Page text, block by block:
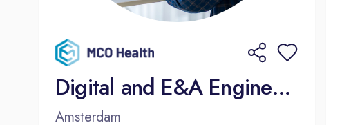
Digital and E&A Engineering Manager
Amsterdam